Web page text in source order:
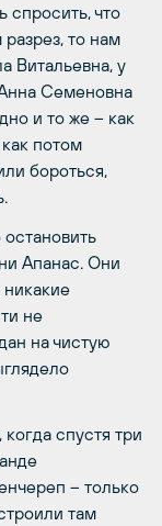
спросить, что
то нам
Витальевна, у
Семеновна
и то же – как
потом
бороться,
Апанас. Они
не
на чистую
спустя три
– только
там